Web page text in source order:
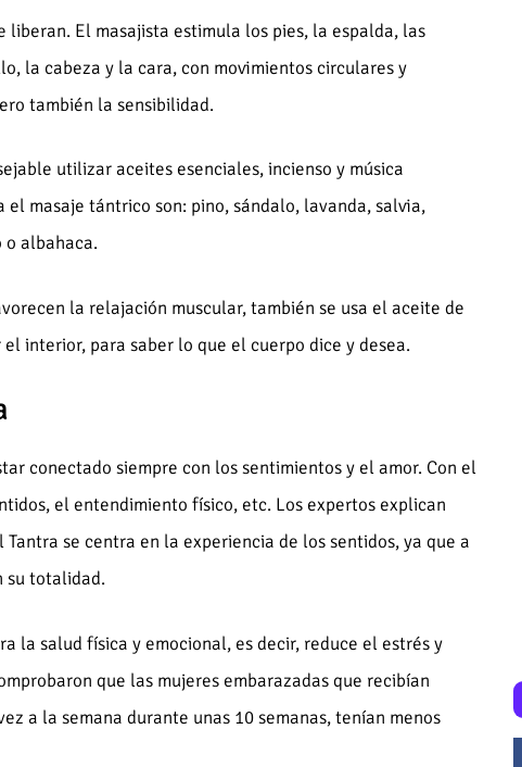
El masajista estimula los pies, la espalda, las
la cabeza y la cara, con movimientos circulares y
también la sensibilidad.
utilizar aceites esenciales, incienso y música
masaje tántrico son: pino, sándalo, lavanda, salvia,
albahaca.
la relajación muscular, también se usa el aceite de
interior, para saber lo que el cuerpo dice y desea.
conectado siempre con los sentimientos y el amor. Con el
el entendimiento físico, etc. Los expertos explican
se centra en la experiencia de los sentidos, ya que a
su totalidad.
la salud física y emocional, es decir, reduce el estrés y
que las mujeres embarazadas que recibían
a la semana durante unas 10 semanas, tenían menos